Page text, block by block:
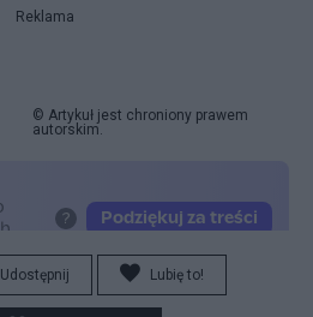
Reklama
© Artykuł jest chroniony prawem
autorskim.
Udostępnij Lubię to!